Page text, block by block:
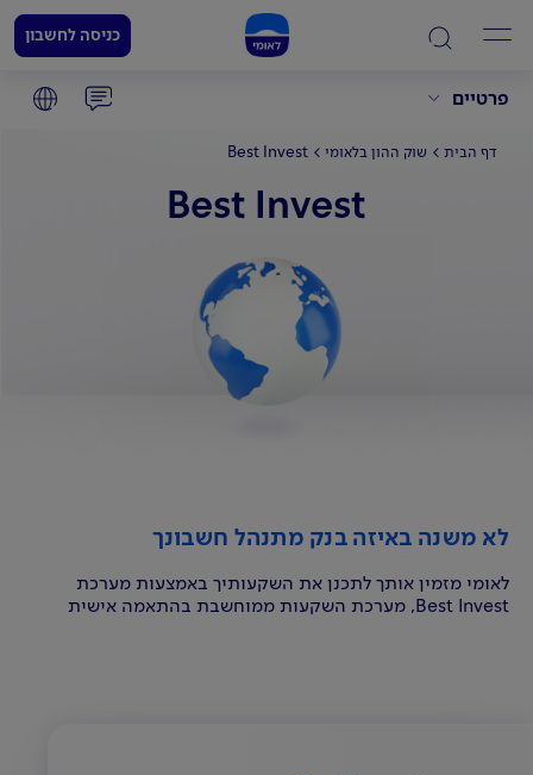
פרטיים
כניסה לחשבון
דף הבית שוק ההון בלאומי Best Invest
Best Invest
לא משנה באיזה בנק מתנהל חשבונך
לאומי מזמין אותך לתכנן את השקעותיך באמצעות מערכת
Best Invest, מערכת השקעות ממוחשבת בהתאמה אישית